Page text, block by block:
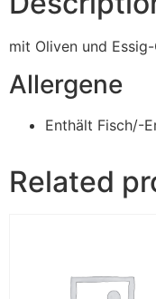
mit Oliven und
Allergene
Enthält Fisch/-
Related